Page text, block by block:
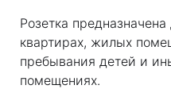
Розетка
квартирах, жилых
пребывания детей и
помещениях.